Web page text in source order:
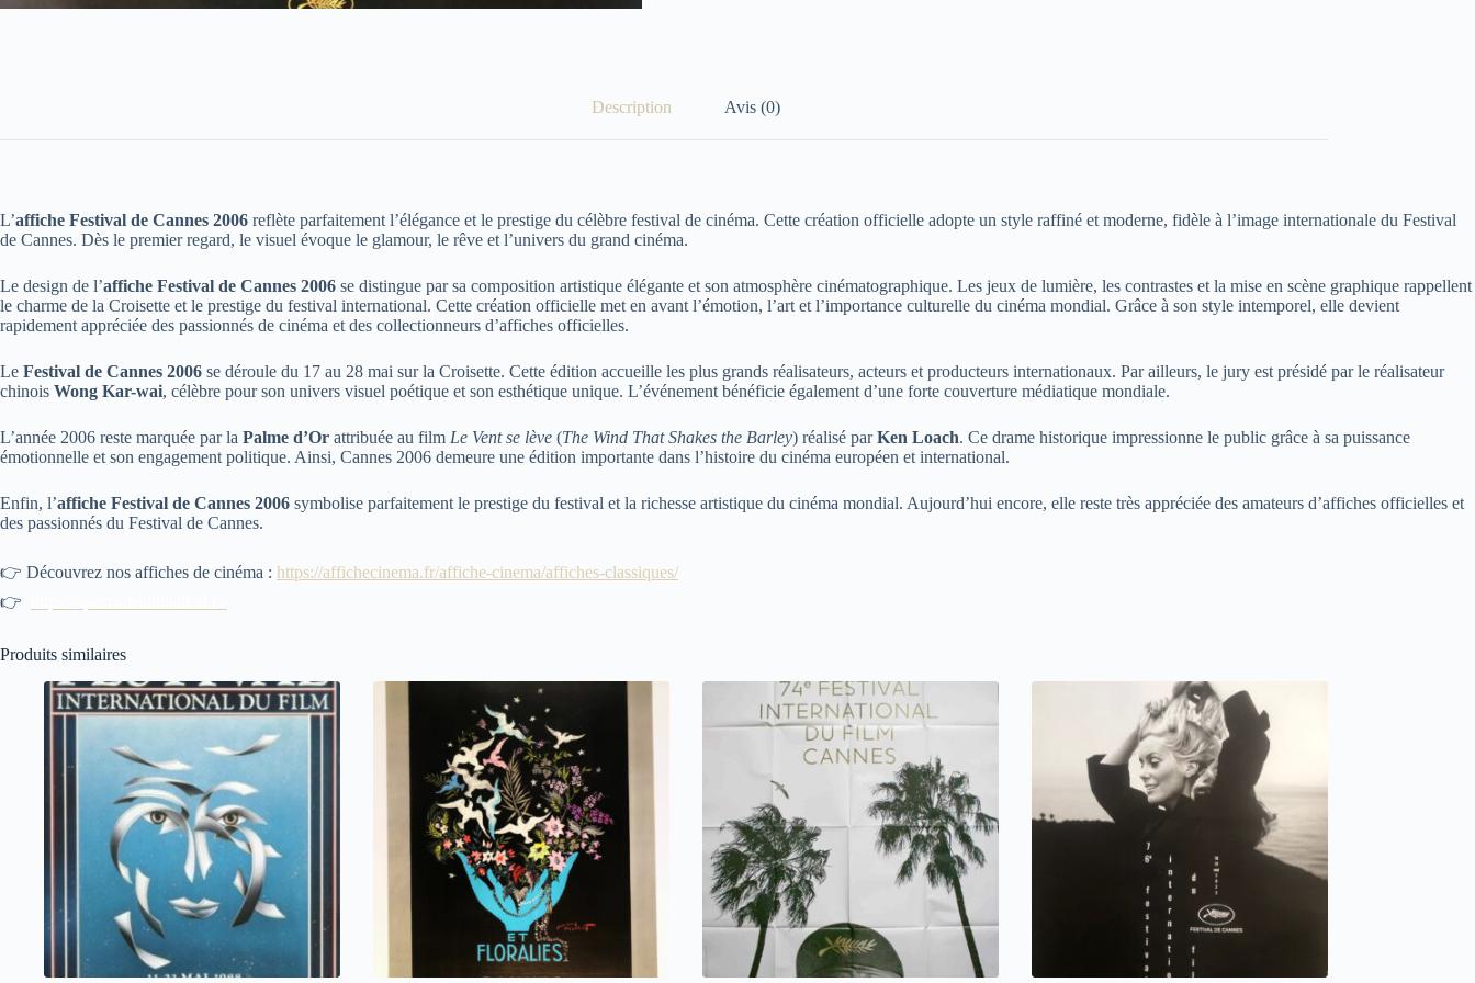
Description Avis (0)
L’affiche Festival de Cannes 2006 reflète parfaitement l’élégance et le prestige du célèbre festival de cinéma. Cette création officielle adopte un style raffiné et moderne, fidèle à l’image internationale du Festival
de Cannes. Dès le premier regard, le visuel évoque le glamour, le rêve et l’univers du grand cinéma.
Le design de l’affiche Festival de Cannes 2006 se distingue par sa composition artistique élégante et son atmosphère cinématographique. Les jeux de lumière, les contrastes et la mise en scène graphique rappellent
le charme de la Croisette et le prestige du festival international. Cette création officielle met en avant l’émotion, l’art et l’importance culturelle du cinéma mondial. Grâce à son style intemporel, elle devient
rapidement appréciée des passionnés de cinéma et des collectionneurs d’affiches officielles.
Le Festival de Cannes 2006 se déroule du 17 au 28 mai sur la Croisette. Cette édition accueille les plus grands réalisateurs, acteurs et producteurs internationaux. Par ailleurs, le jury est présidé par le réalisateur
chinois Wong Kar-wai, célèbre pour son univers visuel poétique et son esthétique unique. L’événement bénéficie également d’une forte couverture médiatique mondiale.
L’année 2006 reste marquée par la Palme d’Or attribuée au film Le Vent se lève (The Wind That Shakes the Barley) réalisé parKen Loach. Ce drame historique impressionne le public grâce à sa puissance
émotionnelle et son engagement politique. Ainsi, Cannes 2006 demeure une édition importante dans l’histoire du cinéma européen et international.
Enfin, l’affiche Festival de Cannes 2006 symbolise parfaitement le prestige du festival et la richesse artistique du cinéma mondial. Aujourd’hui encore, elle reste très appréciée des amateurs d’affiches officielles et
des passionnés du Festival de Cannes.
👉 Découvrez nos affiches de cinéma : https://affichecinema.fr/affiche-cinema/affiches-classiques/
👉
Produits similaires